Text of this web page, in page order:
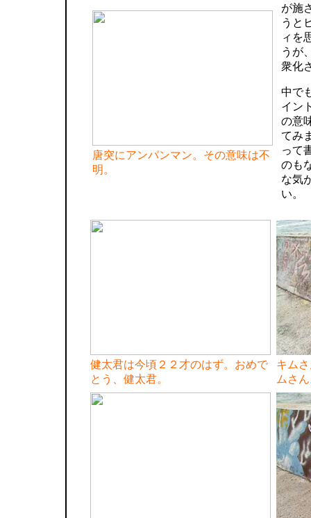
唐突にアンパンマン。その意味は不
明。
が施
うと
ィを
うが
衆化
中で
イン
の意
てみ
って
のも
な気
い。
健太君は今頃２２才のはず。おめで
とう、健太君。
キム
ムさ